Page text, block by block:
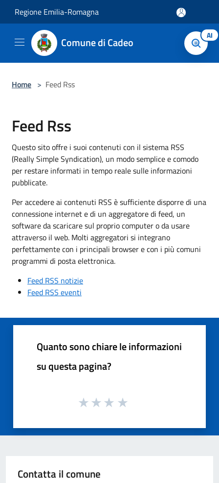
Regione Emilia-Romagna
Comune di Cadeo AI
Home > Feed Rss
Feed Rss
Questo sito offre i suoi contenuti con il sistema RSS
(Really Simple Syndication), un modo semplice e comodo
per restare informati in tempo reale sulle informazioni
pubblicate.
Per accedere ai contenuti RSS è sufficiente disporre di una
connessione internet e di un aggregatore di feed, un
software da scaricare sul proprio computer o da usare
attraverso il web. Molti aggregatori si integrano
perfettamente con i principali browser e con i più comuni
programmi di posta elettronica.
Feed RSS notizie
Feed RSS eventi
Quanto sono chiare le informazioni
su questa pagina?
Contatta il comune